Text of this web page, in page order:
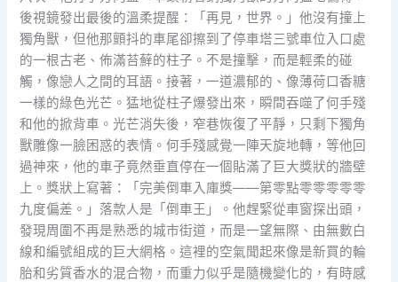
後視鏡發出最後的溫柔提醒：「再見，世界。」他沒有撞上
獨角獸，但他那顫抖的車尾卻擦到了停車塔三號車位入口處
的一根古老、佈滿苔蘚的柱子。不是撞擊，而是輕柔的碰
觸，像戀人之間的耳語。接著，一道濃郁的、像薄荷口香糖
一樣的綠色光芒。猛地從柱子爆發出來，瞬間吞噬了何手殘
和他的掀背車。光芒消失後，窄巷恢復了平靜，只剩下獨角
獸雕像一臉困惑的表情。何手殘感覺一陣天旋地轉，等他回
過神來，他的車子竟然垂直停在一個貼滿了巨大獎狀的牆壁
上。獎狀上寫著：「完美倒車入庫獎——第零點零零零零零
九度偏差。」落款人是「倒車王」。他趕緊從車窗探出頭，
發現周圍不再是熟悉的城市街道，而是一望無際、由無數白
線和編號組成的巨大網格。這裡的空氣聞起來像是新買的輪
胎和劣質香水的混合物，而重力似乎是隨機變化的，有時感